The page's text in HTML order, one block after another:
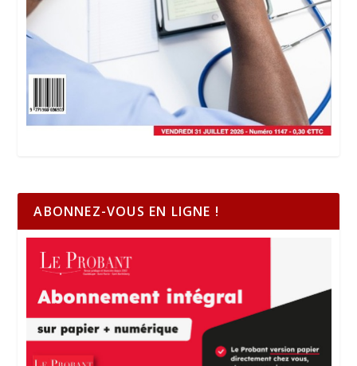
ABONNEZ-VOUS EN LIGNE !